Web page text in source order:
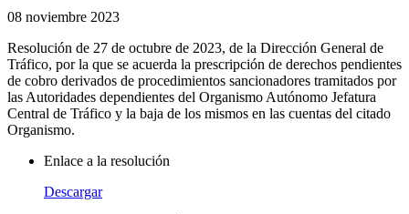
08 noviembre 2023
Resolución de 27 de octubre de 2023, de la Dirección General de
Tráfico, por la que se acuerda la prescripción de derechos pendientes
de cobro derivados de procedimientos sancionadores tramitados por
las Autoridades dependientes del Organismo Autónomo Jefatura
Central de Tráfico y la baja de los mismos en las cuentas del citado
Organismo.
Enlace a la resolución
Descargar